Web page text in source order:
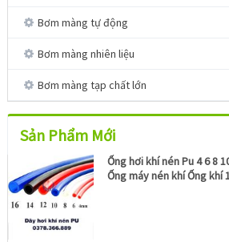
Bơm màng tự động
Bơm màng nhiên liệu
Bơm màng tạp chất lớn
Sản Phẩm Mới
Ống hơi khí nén Pu 4 6 8
Ống máy nén khí Ống khí